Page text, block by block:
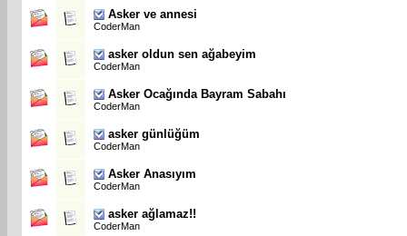
Asker ve annesi
CoderMan
asker oldun sen ağabeyim
CoderMan
Asker Ocağında Bayram Sabahı
CoderMan
asker günlüğüm
CoderMan
Asker Anasıyım
CoderMan
asker ağlamaz!!
CoderMan